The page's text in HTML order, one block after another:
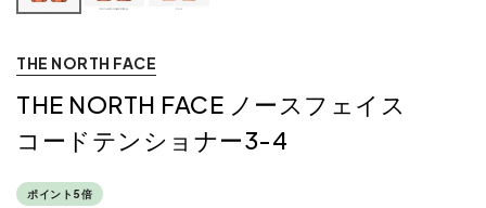
THE NORTH FACE
THE NORTH FACE ノースフェイス
コードテンショナー3-4
ポイント5倍